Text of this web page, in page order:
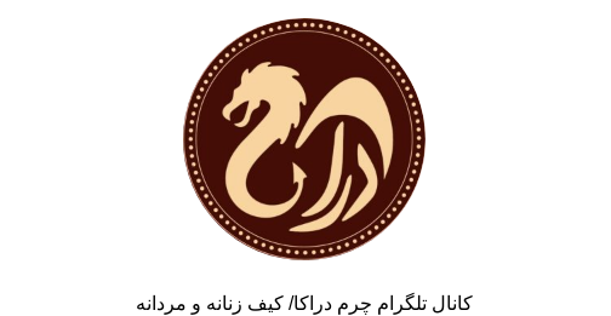
کانال تلگرام چرم دراکا/ کیف زنانه و مردانه